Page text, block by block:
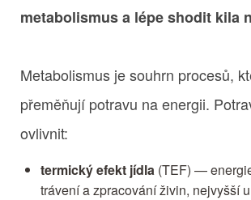
metabolismus a lépe shodit kila
Metabolismus je souhrn procesů,
přeměňují potravu na energii.
ovlivnit:
termický efekt jídla (TEF) —
trávení a zpracování živin, nejvyšší